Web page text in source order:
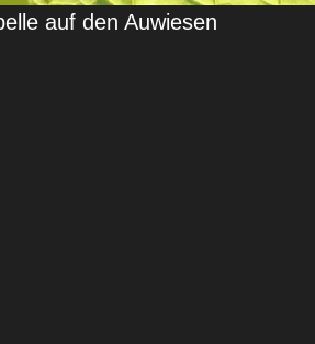
auf den Auwiesen